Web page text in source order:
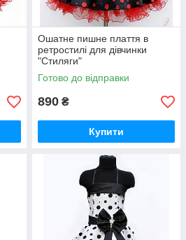
Ошатне пишне плаття в
ретростилі для дівчинки
"Стиляги"
Готово до відправки
890 ₴
Купити